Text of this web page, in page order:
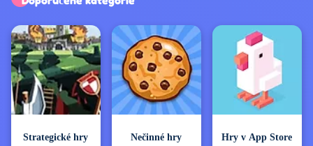
Strategické hry Nečinné hry Hry v App Store